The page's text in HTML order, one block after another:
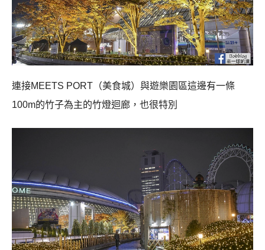
連接MEETS PORT （美食城）與遊樂園區這邊有一條
100m的竹子為主的竹燈迴廊，也很特別